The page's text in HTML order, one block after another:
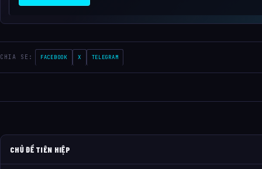
CHIA SE: FACEBOOK X TELEGRAM
CHỦ ĐỀ TIÊN HIỆP